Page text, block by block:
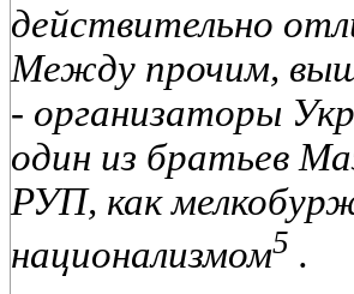
действительно
Между прочим,
- организаторы
один из братьев
РУП, как
национализмом5 .